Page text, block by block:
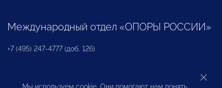
Международный отдел «ОПОРЫ РОССИИ»
+7 (495) 247-4777 (доб. 126)
Бюро по защите прав предпринимателей и
Мы используем cookie. Они помогают нам понять,